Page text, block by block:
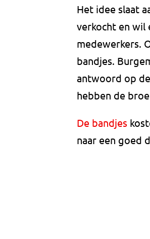
Het idee slaat
verkocht en wil
medewerkers.
bandjes.
antwoord op
hebben de
De bandjes
naar een goed